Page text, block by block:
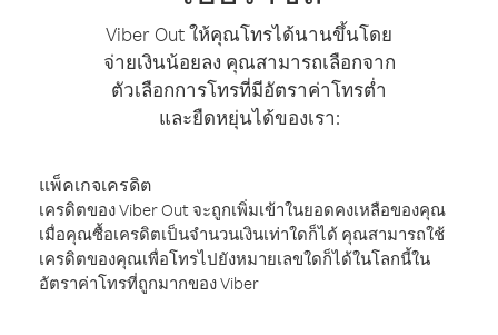
Viber Out ให้คุณโทรได้นานขึ้นโดย
จ่ายเงินน้อยลง คุณสามารถเลือกจาก
ตัวเลือกการโทรที่มีอัตราค่าโทรต่ำ
และยืดหยุ่นได้ของเรา:
แพ็คเกจเครดิต
เครดิตของ Viber Out จะถูกเพิ่มเข้าในยอดคงเหลือของคุณ
เมื่อคุณซื้อเครดิตเป็นจำนวนเงินเท่าใดก็ได้ คุณสามารถใช้
เครดิตของคุณเพื่อโทรไปยังหมายเลขใดก็ได้ในโลกนี้ใน
อัตราค่าโทรที่ถูกมากของ Viber